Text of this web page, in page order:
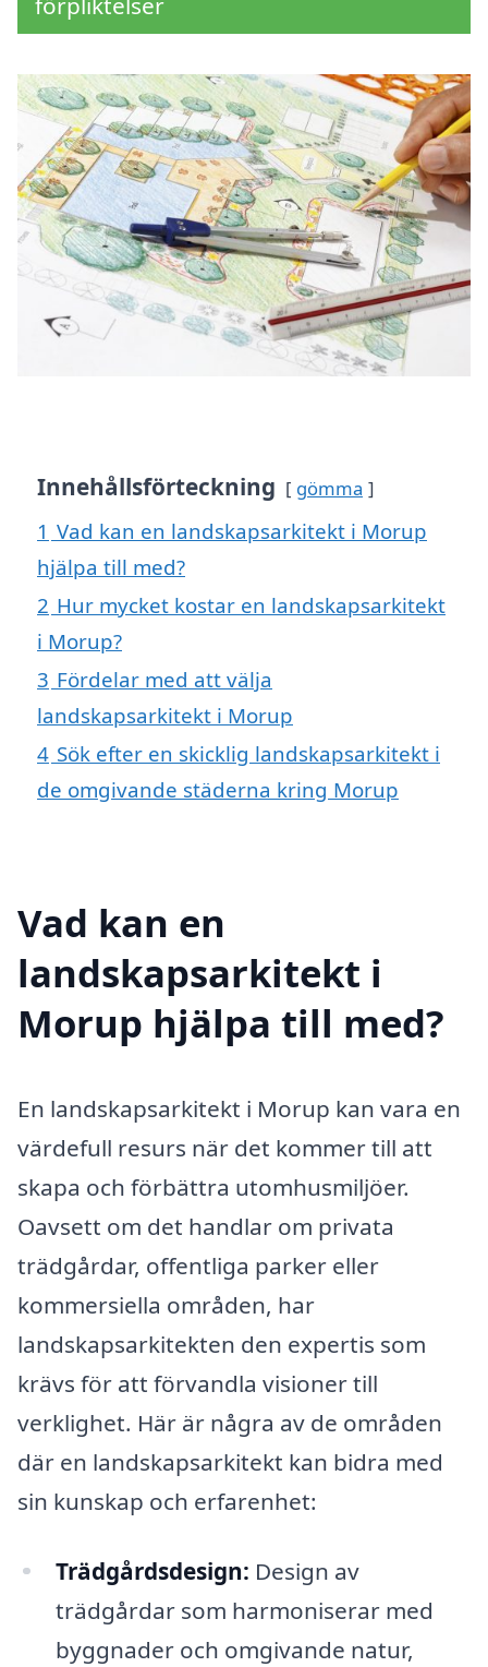
Innehållsförteckning gömma
1 Vad kan en landskapsarkitekt i Morup
hjälpa till med?
2 Hur mycket kostar en landskapsarkitekt
i Morup?
3 Fördelar med att välja
landskapsarkitekt i Morup
4 Sök efter en skicklig landskapsarkitekt i
de omgivande städerna kring Morup
Vad kan en
landskapsarkitekt i
Morup hjälpa till med?
En landskapsarkitekt i Morup kan vara en
värdefull resurs när det kommer till att
skapa och förbättra utomhusmiljöer.
Oavsett om det handlar om privata
trädgårdar, offentliga parker eller
kommersiella områden, har
landskapsarkitekten den expertis som
krävs för att förvandla visioner till
verklighet. Här är några av de områden
där en landskapsarkitekt kan bidra med
sin kunskap och erfarenhet:
Trädgårdsdesign: Design av
trädgårdar som harmoniserar med
byggnader och omgivande natur,